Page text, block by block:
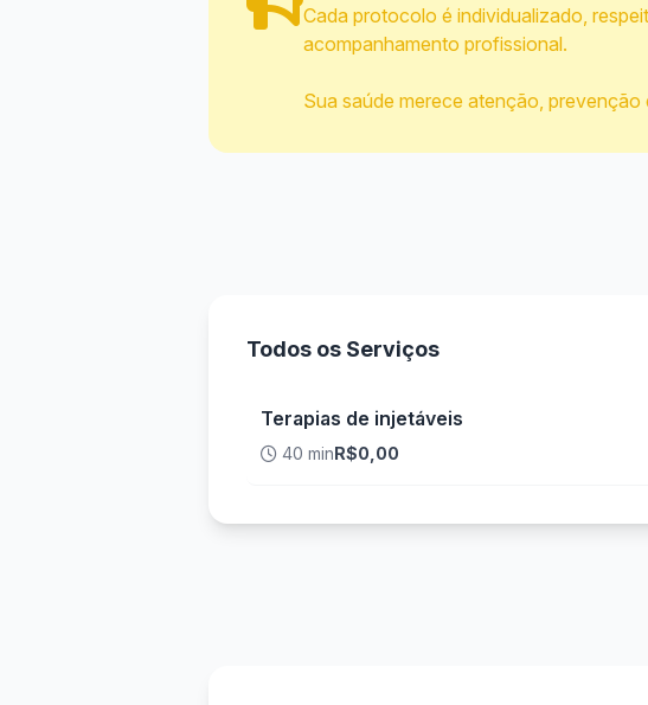
Cada protocolo é individualizado,
acompanhamento profissional.
Sua saúde merece atenção,
Todos os Serviços
Terapias de injetáveis
40 minR$0,00